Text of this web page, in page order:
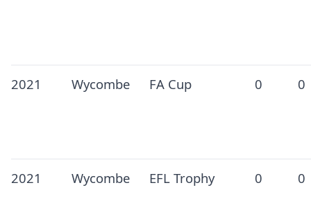
2021 Wycombe FA Cup 0 0
2021 Wycombe EFL Trophy 0 0